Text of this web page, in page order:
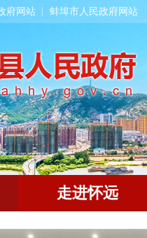
府网站 蚌埠市人民政府网站
走进怀远